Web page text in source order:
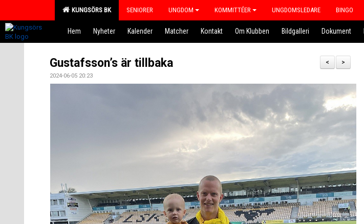
KUNGSÖRS BK SENIORER UNGDOM KOMMITTÉER UNGDOMSLEDARE BINGO
Hem Nyheter Kalender Matcher Kontakt Om Klubben Bildgalleri Dokument
>
<
Gustafsson’s är tillbaka
2024-06-05 20:23